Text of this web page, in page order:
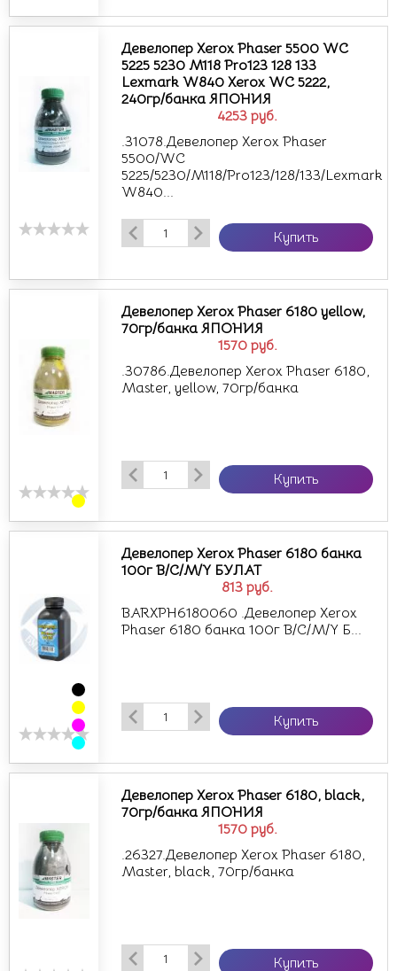
4253 руб.
Девелопер Xerox Phaser 5500 WC
5225 5230 M118 Pro123 128 133
Lexmark W840 Xerox WC 5222,
240гр/банка ЯПОНИЯ
.31078.Девелопер Xerox Phaser
5500/WC
5225/5230/M118/Pro123/128/133/Lexmark
W840...
Купить
1570 руб.
Девелопер Xerox Phaser 6180 yellow,
70гр/банка ЯПОНИЯ
.30786.Девелопер Xerox Phaser 6180,
Master, yellow, 70гр/банка
Купить
813 руб.
Девелопер Xerox Phaser 6180 банка
100г B/C/M/Y БУЛАТ
BARXPH6180060 .Девелопер Xerox
Phaser 6180 банка 100г B/C/M/Y Б...
Купить
1570 руб.
Девелопер Xerox Phaser 6180, black,
70гр/банка ЯПОНИЯ
.26327.Девелопер Xerox Phaser 6180,
Master, black, 70гр/банка
Купить